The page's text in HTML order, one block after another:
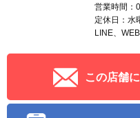
営業時間
定休日：水
LINE、
この店舗